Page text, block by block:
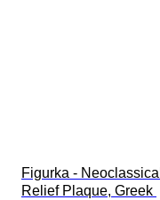
Figurka - Neoclassical
Relief Plaque, Greek